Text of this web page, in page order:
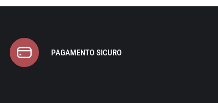
PAGAMENTO SICURO